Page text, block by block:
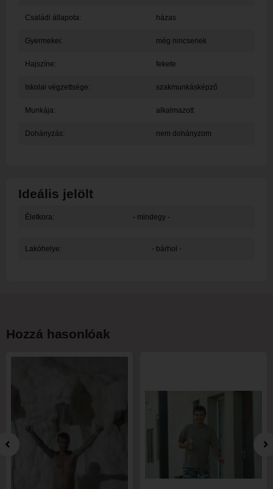
Családi állapota: házas
Gyermekei: még nincsenek
Hajszíne: fekete
Iskolai végzettsége: szakmunkásképző
Munkája: alkalmazott
Dohányzás: nem dohányzom
Ideális jelölt
Életkora: - mindegy -
Lakóhelye: - bárhol -
Hozzá hasonlóak